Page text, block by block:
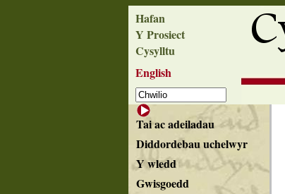
Hafan
Y Prosiect
Cysylltu
English
Tai ac adeiladau
Diddordebau uchelwyr
Y wledd
Gwisgoedd